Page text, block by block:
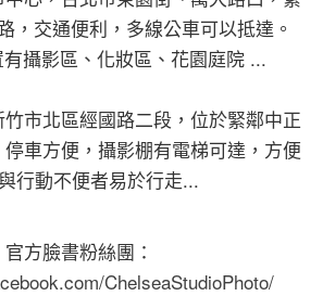
，交通便利，多線公車可以抵達。
攝影區、化妝區、花園庭院 ...
市北區經國路二段，位於緊鄰中正
車方便，攝影棚有電梯可達，方便
行動不便者易於行走...
官方臉書粉絲團：
ChelseaStudioPhoto/